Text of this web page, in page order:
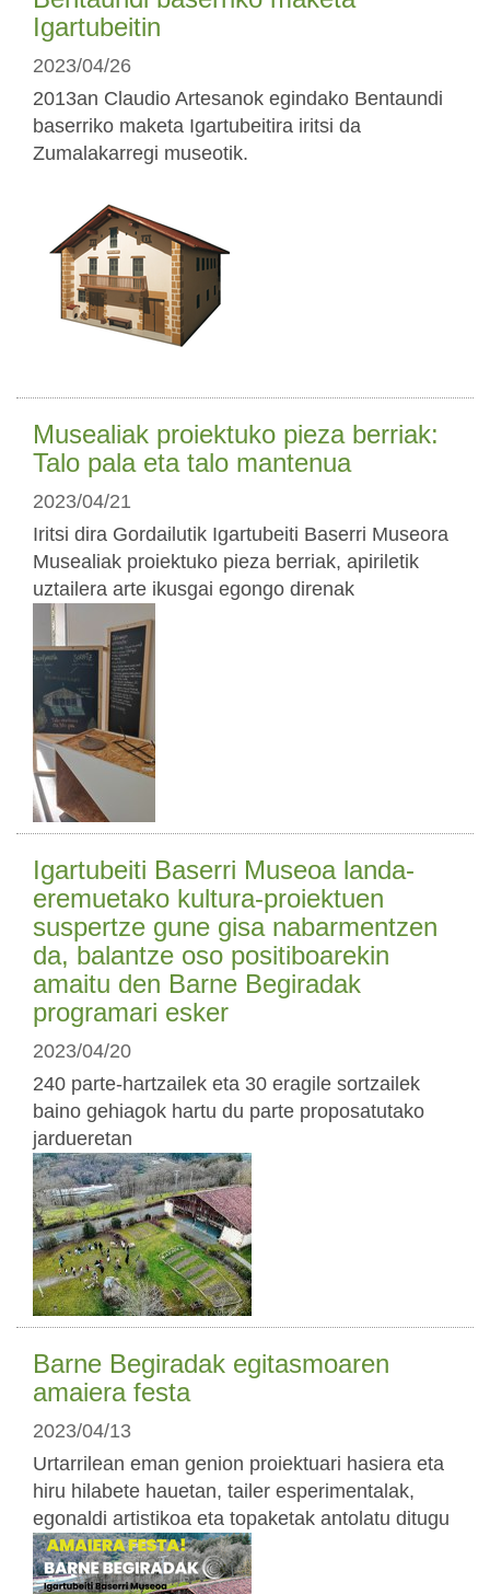
Igartubeitin
2023/04/26
2013an Claudio Artesanok egindako Bentaundi
baserriko maketa Igartubeitira iritsi da
Zumalakarregi museotik.
Musealiak proiektuko pieza berriak:
Talo pala eta talo mantenua
2023/04/21
Iritsi dira Gordailutik Igartubeiti Baserri Museora
Musealiak proiektuko pieza berriak, apiriletik
uztailera arte ikusgai egongo direnak
Igartubeiti Baserri Museoa landa-
eremuetako kultura-proiektuen
suspertze gune gisa nabarmentzen
da, balantze oso positiboarekin
amaitu den Barne Begiradak
programari esker
2023/04/20
240 parte-hartzailek eta 30 eragile sortzailek
baino gehiagok hartu du parte proposatutako
jardueretan
Barne Begiradak egitasmoaren
amaiera festa
2023/04/13
Urtarrilean eman genion proiektuari hasiera eta
hiru hilabete hauetan, tailer esperimentalak,
egonaldi artistikoa eta topaketak antolatu ditugu